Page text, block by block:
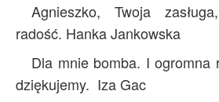
Agnieszko, Twoja
radość. Hanka Jankowska
Dla mnie bomba. I ogromna
dziękujemy. Iza Gac